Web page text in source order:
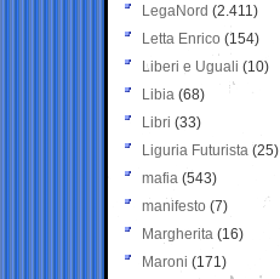
LegaNord (2.411)
Letta Enrico (154)
Liberi e Uguali (10)
Libia (68)
Libri (33)
Liguria Futurista (25)
mafia (543)
manifesto (7)
Margherita (16)
Maroni (171)